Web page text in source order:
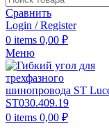
Сравнить
Login / Register
0 items 0,00 ₽
Меню
0 items 0,00 ₽